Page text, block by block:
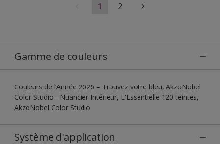
1 2
Gamme de couleurs
Couleurs de l’Année 2026 – Trouvez votre bleu, AkzoNobel
Color Studio - Nuancier Intérieur, L'Essentielle 120 teintes,
AkzoNobel Color Studio
Système d'application